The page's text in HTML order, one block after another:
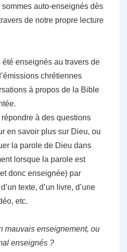
auto-enseignés dès
de notre propre lecture
été enseignés au travers de
chrétiennes
à propos de la Bible
à des questions
en savoir plus sur Dieu, ou
la parole de Dieu dans
lorsque la parole est
donc enseignée) par
texte, d’un livre, d’une
etc.
mauvais enseignement, ou
enseignés ?